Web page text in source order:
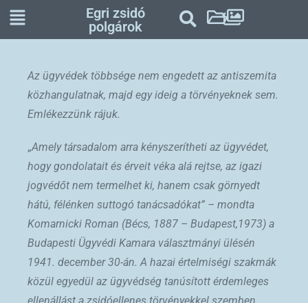
Egri zsidó
polgárok
Az ügyvédek többsége nem engedett az antiszemita
közhangulatnak, majd egy ideig a törvényeknek sem.
Emlékezzünk rájuk.
„Amely társadalom arra kényszerítheti az ügyvédet,
hogy gondolatait és érveit véka alá rejtse, az igazi
jogvédőt nem termelhet ki, hanem csak görnyedt
hátú, félénken suttogó tanácsadókat” – mondta
Komarnicki Roman (Bécs, 1887 – Budapest,1973) a
Budapesti Ügyvédi Kamara választmányi ülésén
1941. december 30-án. A hazai értelmiségi szakmák
közül egyedül az ügyvédség tanúsított érdemleges